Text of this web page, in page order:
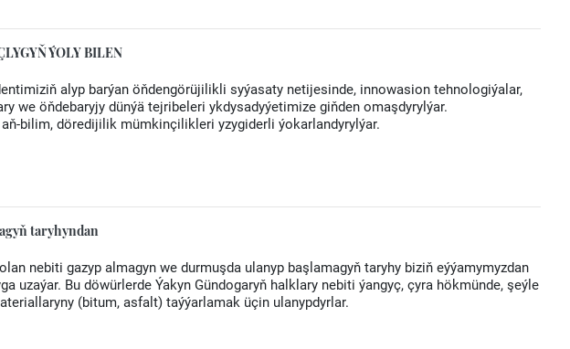
ÝOLY BILEN
alyp barýan öňdengörüjilikli syýasaty netijesinde, innowasion tehnologiýalar,
we öňdebaryjy dünýä tejribeleri ykdysadyýetimize giňden omaşdyrylýar.
bilim, döredijilik mümkinçilikleri yzygiderli ýokarlandyrylýar.
taryhyndan
nebiti gazyp almagyn we durmuşda ulanyp başlamagyň taryhy biziň eýýamymyzdan
uzaýar. Bu döwürlerde Ýakyn Gündogaryň halklary nebiti ýangyç, çyra hökmünde, şeýle
(bitum, asfalt) taýýarlamak üçin ulanypdyrlar.